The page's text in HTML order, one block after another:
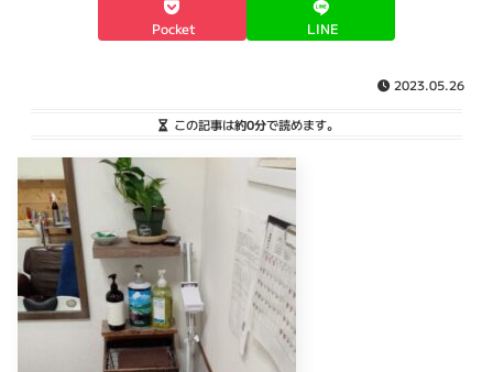
Pocket LINE
2023.05.26
この記事は約0分で読めます。